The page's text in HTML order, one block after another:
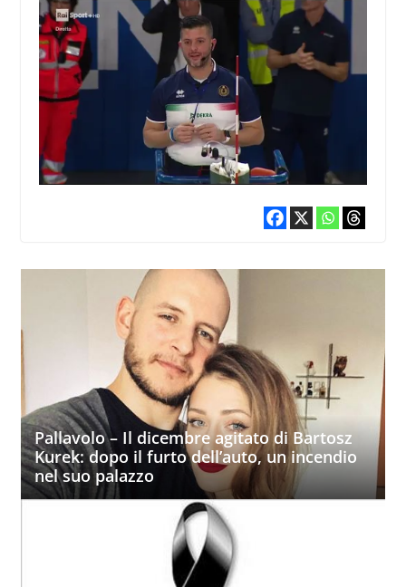
Pallavolo – Il dicembre agitato di Bartosz
Kurek: dopo il furto dell’auto, un incendio
nel suo palazzo